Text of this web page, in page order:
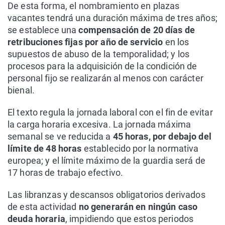
De esta forma, el nombramiento en plazas
vacantes tendrá una duración máxima de tres años;
se establece unacompensación de 20 días de
retribuciones fijas por año de servicio en los
supuestos de abuso de la temporalidad; y los
procesos para la adquisición de la condición de
personal fijo se realizarán al menos con carácter
bienal.
El texto regula la jornada laboral con el fin de evitar
la carga horaria excesiva. La jornada máxima
semanal se ve reducida a 45 horas, por debajo del
límite de 48 horas establecido por la normativa
europea; y el límite máximo de la guardia será de
17 horas de trabajo efectivo.
Las libranzas y descansos obligatorios derivados
de esta actividad no generarán en ningún caso
deuda horaria, impidiendo que estos periodos